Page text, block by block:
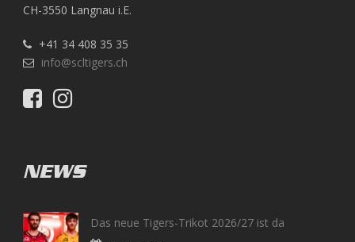
CH-3550 Langnau i.E.
+41 34 408 35 35
info@scltigers.ch
NEWS
Das neue Tigers-Trikot 2026/27 ist da